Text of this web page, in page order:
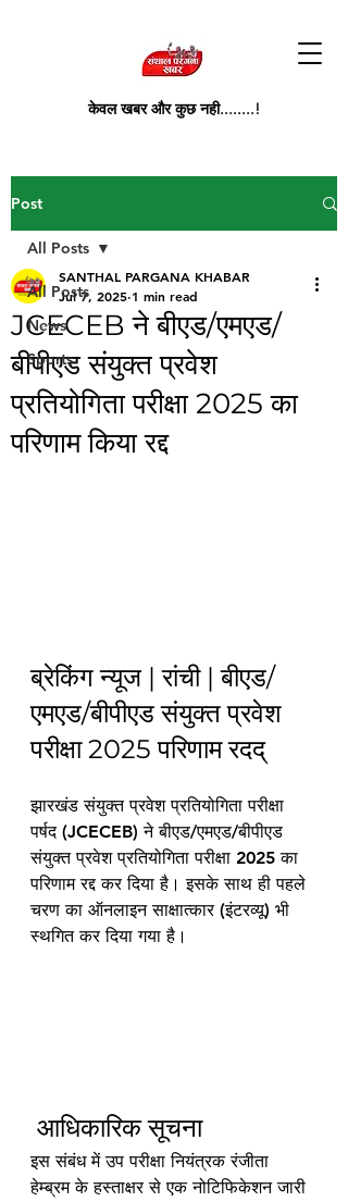
केवल खबर और कुछ नही........!
Post
All Posts
News
Sports
All Posts
JCECEB ने बीएड/एमएड/
बीपीएड संयुक्त प्रवेश
प्रतियोगिता परीक्षा 2025 का
परिणाम किया रद्द
SANTHAL PARGANA KHABAR
Jul 7, 2025 1 min read
ब्रेकिंग न्यूज | रांची | बीएड/
एमएड/बीपीएड संयुक्त प्रवेश
परीक्षा 2025 परिणाम रदद्
झारखंड संयुक्त प्रवेश प्रतियोगिता परीक्षा
पर्षद (JCECEB) ने बीएड/एमएड/बीपीएड
संयुक्त प्रवेश प्रतियोगिता परीक्षा 2025 का
परिणाम रद्द कर दिया है। इसके साथ ही पहले
चरण का ऑनलाइन साक्षात्कार (इंटरव्यू) भी
स्थगित कर दिया गया है।
आधिकारिक सूचना
इस संबंध में उप परीक्षा नियंत्रक रंजीता
हेम्ब्रम के हस्ताक्षर से एक नोटिफिकेशन जारी